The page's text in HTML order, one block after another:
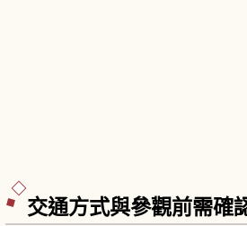
交通方式與參觀前需確